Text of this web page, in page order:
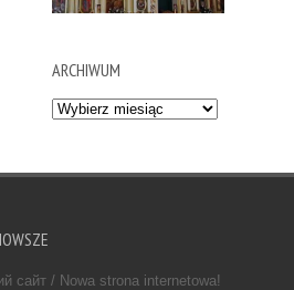
ARCHIWUM
Archiwum
сайт / Nowa strona internetowa!